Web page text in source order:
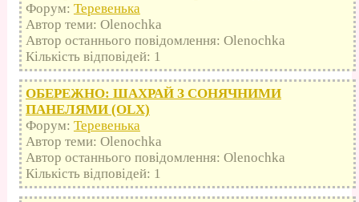
Форум: Теревенька
Автор теми: Olenochka
Автор останнього повідомлення: Olenochka
Кількість відповідей: 1
ОБЕРЕЖНО: ШАХРАЙ З СОНЯЧНИМИ
ПАНЕЛЯМИ (OLX)
Форум: Теревенька
Автор теми: Olenochka
Автор останнього повідомлення: Olenochka
Кількість відповідей: 1